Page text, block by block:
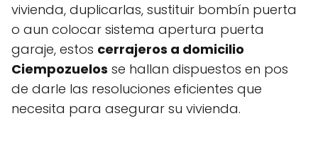
vivienda, duplicarlas, sustituir bombín puerta
o aun colocar sistema apertura puerta
garaje, estos cerrajeros a domicilio
Ciempozuelos se hallan dispuestos en pos
de darle las resoluciones eficientes que
necesita para asegurar su vivienda.